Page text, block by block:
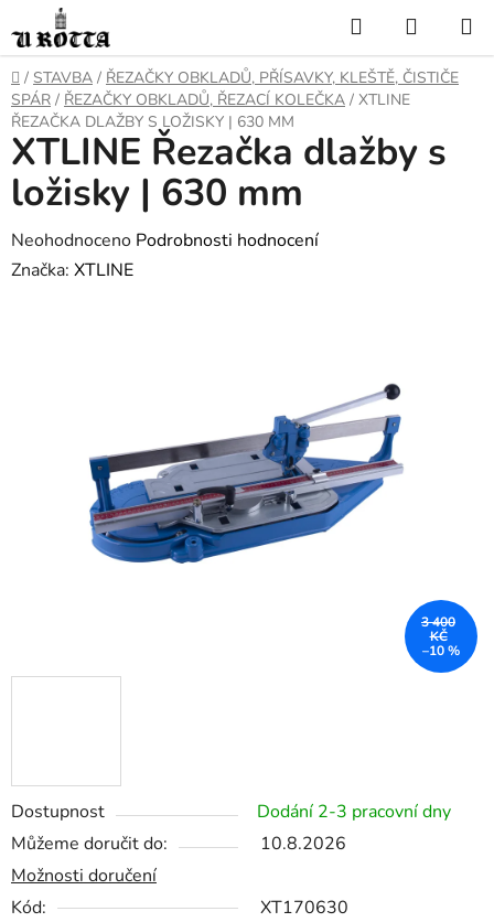
na
obsah
Hledat
KOŠÍK
DOMŮ
/ STAVBA / ŘEZAČKY OBKLADŮ, PŘÍSAVKY, KLEŠTĚ, ČISTIČE
SPÁR / ŘEZAČKY OBKLADŮ, ŘEZACÍ KOLEČKA / XTLINE
ŘEZAČKA DLAŽBY S LOŽISKY | 630 MM
Dostupnost
Dodání 2-3 pracovní dny
Můžeme doručit do:
10.8.2026
Možnosti doručení
Kód:
XT170630
XTLINE Řezačka dlažby s
ložisky | 630 mm
Průměrné
hodnocení
Neohodnoceno Podrobnosti hodnocení
Značka: XTLINE
3 400
KČ
–10 %